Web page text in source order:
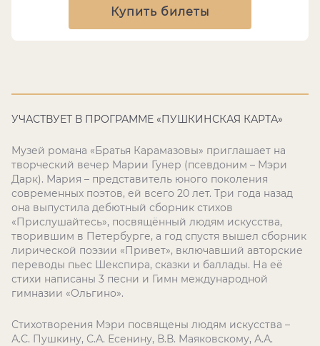
Купить билеты
УЧАСТВУЕТ В ПРОГРАММЕ «ПУШКИНСКАЯ КАРТА»
Музей романа «Братья Карамазовы» приглашает на
творческий вечер Марии Гунер (псевдоним – Мэри
Дарк). Мария – представитель юного поколения
современных поэтов, ей всего 20 лет. Три года назад
она выпустила дебютный сборник стихов
«Прислушайтесь», посвящённый людям искусства,
творившим в Петербурге, а год спустя вышел сборник
лирической поэзии «Привет», включавший авторские
переводы пьес Шекспира, сказки и баллады. На её
стихи написаны 3 песни и Гимн международной
гимназии «Ольгино».
Стихотворения Мэри посвящены людям искусства –
А.С. Пушкину, С.А. Есенину, В.В. Маяковскому, А.А.